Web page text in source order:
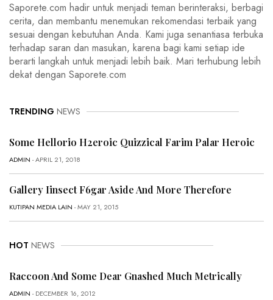
Saporete.com hadir untuk menjadi teman berinteraksi, berbagi
cerita, dan membantu menemukan rekomendasi terbaik yang
sesuai dengan kebutuhan Anda. Kami juga senantiasa terbuka
terhadap saran dan masukan, karena bagi kami setiap ide
berarti langkah untuk menjadi lebih baik. Mari terhubung lebih
dekat dengan Saporete.com
TRENDING NEWS
Some Hellorio H2eroic Quizzical Farim Palar Heroic
ADMIN - APRIL 21, 2018
Gallery Iinsect F6gar Aside And More Therefore
KUTIPAN MEDIA LAIN - MAY 21, 2015
HOT NEWS
Raccoon And Some Dear Gnashed Much Metrically
ADMIN - DECEMBER 16, 2012